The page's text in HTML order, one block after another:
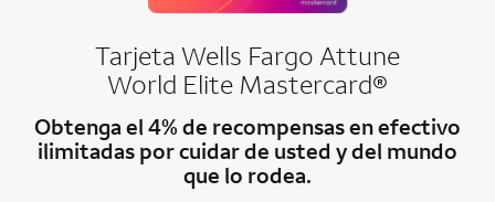
Tarjeta Wells Fargo Attune
World Elite Mastercard®
Obtenga el 4% de recompensas en efectivo
ilimitadas por cuidar de usted y del mundo
que lo rodea.